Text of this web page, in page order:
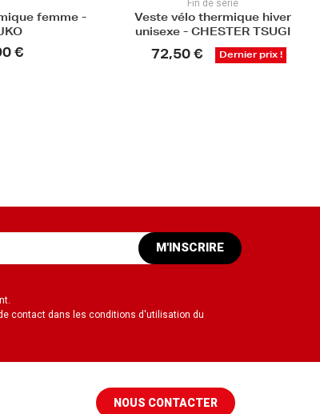
hiver
TSUGI
Dernier prix !
Veste vélo de protection pluie
Premium unisexe - RYKER
BOREAL
M'INSCRIRE
contact dans les conditions d'utilisation du
NOUS CONTACTER